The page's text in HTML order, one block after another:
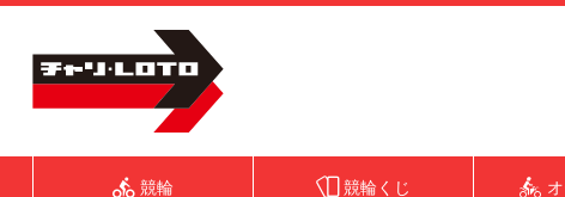
競輪 競輪くじ